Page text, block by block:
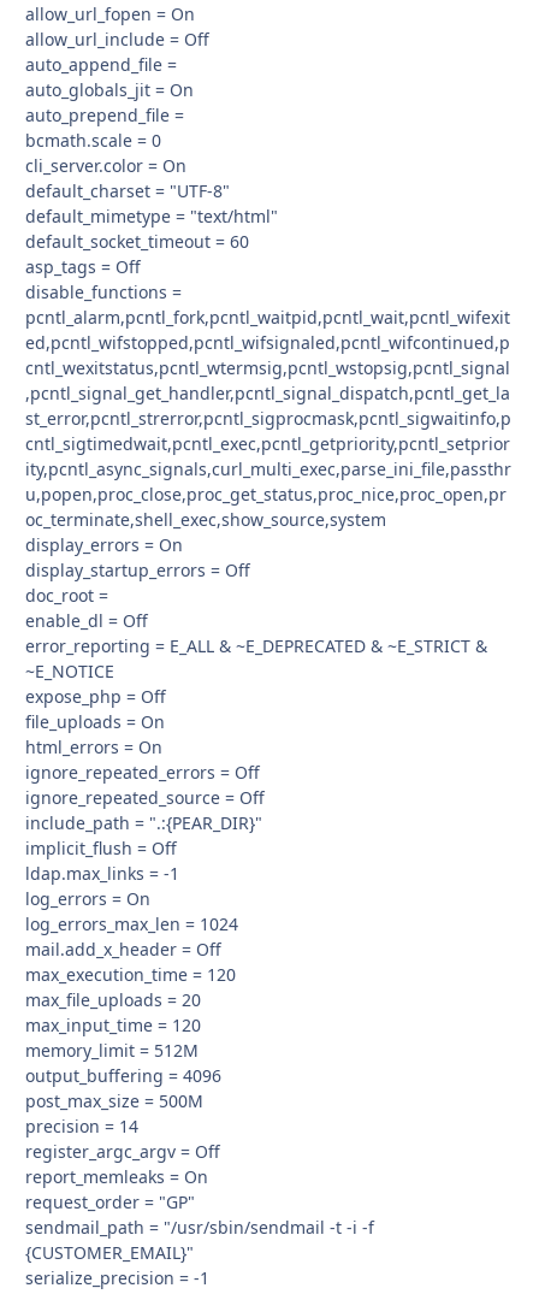
allow_url_fopen = On
allow_url_include = Off
auto_append_file =
auto_globals_jit = On
auto_prepend_file =
bcmath.scale = 0
cli_server.color = On
default_charset = "UTF-8"
default_mimetype = "text/html"
default_socket_timeout = 60
asp_tags = Off
disable_functions =
pcntl_alarm,pcntl_fork,pcntl_waitpid,pcntl_wait,pcntl_wifexit
ed,pcntl_wifstopped,pcntl_wifsignaled,pcntl_wifcontinued,p
cntl_wexitstatus,pcntl_wtermsig,pcntl_wstopsig,pcntl_signal
,pcntl_signal_get_handler,pcntl_signal_dispatch,pcntl_get_la
st_error,pcntl_strerror,pcntl_sigprocmask,pcntl_sigwaitinfo,p
cntl_sigtimedwait,pcntl_exec,pcntl_getpriority,pcntl_setprior
ity,pcntl_async_signals,curl_multi_exec,parse_ini_file,passthr
u,popen,proc_close,proc_get_status,proc_nice,proc_open,pr
oc_terminate,shell_exec,show_source,system
display_errors = On
display_startup_errors = Off
doc_root =
enable_dl = Off
error_reporting = E_ALL & ~E_DEPRECATED & ~E_STRICT &
~E_NOTICE
expose_php = Off
file_uploads = On
html_errors = On
ignore_repeated_errors = Off
ignore_repeated_source = Off
include_path = ".:{PEAR_DIR}"
implicit_flush = Off
ldap.max_links = -1
log_errors = On
log_errors_max_len = 1024
mail.add_x_header = Off
max_execution_time = 120
max_file_uploads = 20
max_input_time = 120
memory_limit = 512M
output_buffering = 4096
post_max_size = 500M
precision = 14
register_argc_argv = Off
report_memleaks = On
request_order = "GP"
sendmail_path = "/usr/sbin/sendmail -t -i -f
{CUSTOMER_EMAIL}"
serialize_precision = -1